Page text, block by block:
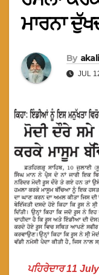
ਮਾਰਨਾ
By
JUL
ਪਹਿਰੇਦਾਰ 11